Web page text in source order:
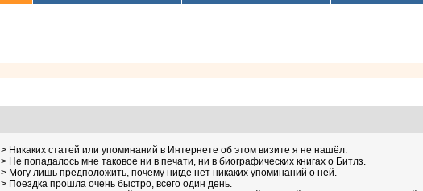
> Никаких статей или упоминаний в Интернете об этом визите я не нашёл.
> Не попадалось мне таковое ни в печати, ни в биографических книгах о Битлз.
> Могу лишь предположить, почему нигде нет никаких упоминаний о ней.
> Поездка прошла очень быстро, всего один день.